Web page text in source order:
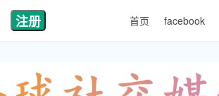
注册 首页 facebook